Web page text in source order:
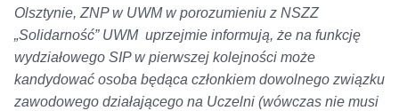
Olsztynie, ZNP w UWM w porozumieniu z NSZZ
„Solidarność” UWM uprzejmie informują, że na funkcję
wydziałowego SIP w pierwszej kolejności może
kandydować osoba będąca członkiem dowolnego związku
zawodowego działającego na Uczelni (wówczas nie musi